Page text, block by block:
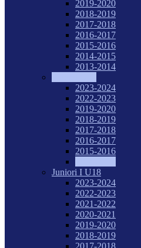
2019-2020
2018-2019
2017-2018
2016-2017
2015-2016
2014-2015
2013-2014
2023-2024
2022-2023
2019-2020
2018-2019
2017-2018
2016-2017
2015-2016
Juniori I U18
2023-2024
2022-2023
2021-2022
2020-2021
2019-2020
2018-2019
2017-2018